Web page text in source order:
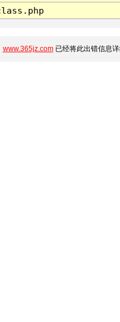
www.365jz.com已经将此出错信息